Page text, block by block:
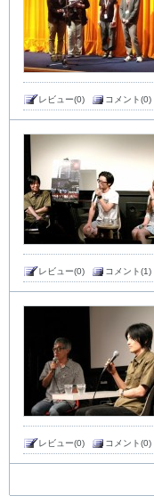
レビュー(0) コメント(0)
レビュー(0) コメント(1)
レビュー(0) コメント(0)